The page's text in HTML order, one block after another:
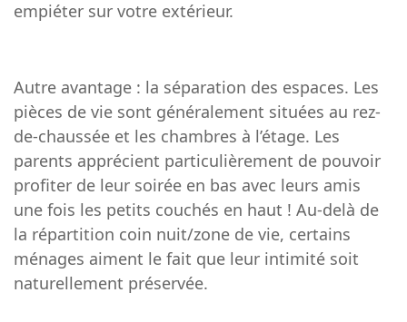
empiéter sur votre extérieur.
Autre avantage : la séparation des espaces. Les
pièces de vie sont généralement situées au rez-
de-chaussée et les chambres à l’étage. Les
parents apprécient particulièrement de pouvoir
profiter de leur soirée en bas avec leurs amis
une fois les petits couchés en haut ! Au-delà de
la répartition coin nuit/zone de vie, certains
ménages aiment le fait que leur intimité soit
naturellement préservée.